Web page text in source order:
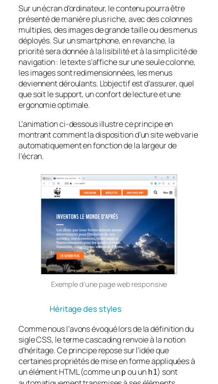
Sur un écran d’ordinateur, le contenu pourra être
présenté de manière plus riche, avec des colonnes
multiples, des images de grande taille ou des menus
déployés. Sur un smartphone, en revanche, la
priorité sera donnée à la lisibilité et à la simplicité de
navigation : le texte s’affiche sur une seule colonne,
les images sont redimensionnées, les menus
deviennent déroulants. L’objectif est d’assurer, quel
que soit le support, un confort de lecture et une
ergonomie optimale.
L’animation ci-dessous illustre ce principe en
montrant comment la disposition d’un site web varie
automatiquement en fonction de la largeur de
l’écran.
Exemple d’une page web responsive
Héritage des styles
Comme nous l’avons évoqué lors de la définition du
sigle CSS, le termecascadingrenvoie à la notion
d’héritage. Ce principe repose sur l’idée que
certaines propriétés de mise en forme appliquées à
un élément HTML (comme unp ou un h1) sont